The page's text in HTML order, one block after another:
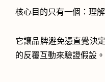
核心目的只有一個：理
它讓品牌避免憑直覺決
的反覆互動來驗證假設。